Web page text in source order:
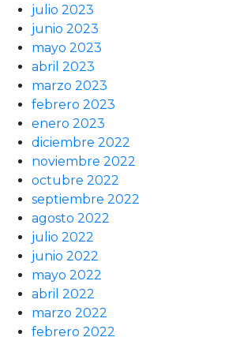
julio 2023
junio 2023
mayo 2023
abril 2023
marzo 2023
febrero 2023
enero 2023
diciembre 2022
noviembre 2022
octubre 2022
septiembre 2022
agosto 2022
julio 2022
junio 2022
mayo 2022
abril 2022
marzo 2022
febrero 2022